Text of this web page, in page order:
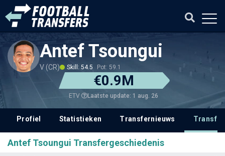
Antef Tsoungui
V (CR) Skill: 54.5 Pot: 59.1
€0.9M
ETV Laatste update: 1 aug. 26
Profiel Statistieken Transfernieuws
Antef Tsoungui Transfergeschiedenis